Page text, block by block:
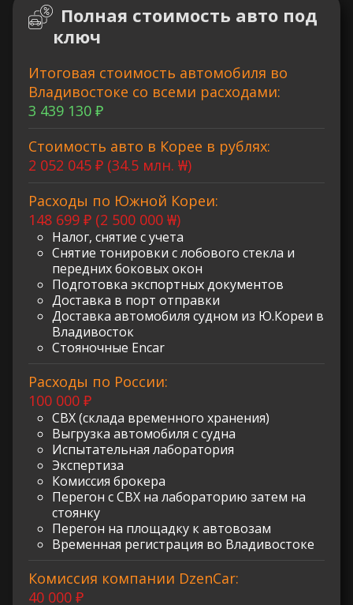
Полная стоимость авто под
ключ
Итоговая стоимость автомобиля во
Владивостоке со всеми расходами:
3 439 130 ₽
Стоимость авто в Корее в рублях:
2 052 045 ₽ (34.5 млн. ₩)
Расходы по Южной Кореи:
148 699 ₽ (2 500 000 ₩)
Налог, снятие с учета
Снятие тонировки с лобового стекла и
передних боковых окон
Подготовка экспортных документов
Доставка в порт отправки
Доставка автомобиля судном из Ю.Кореи в
Владивосток
Стояночные Encar
Расходы по России:
100 000 ₽
СВХ (склада временного хранения)
Выгрузка автомобиля с судна
Испытательная лаборатория
Экспертиза
Комиссия брокера
Перегон с СВХ на лабораторию затем на
стоянку
Перегон на площадку к автовозам
Временная регистрация во Владивостоке
Комиссия компании DzenCar:
40 000 ₽